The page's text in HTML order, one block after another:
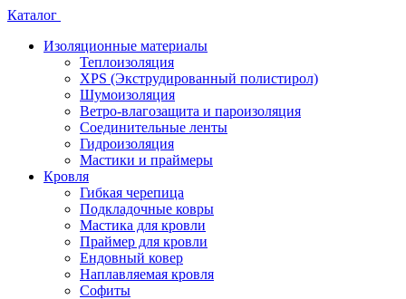
Каталог
Изоляционные материалы
Теплоизоляция
XPS (Экструдированный полистирол)
Шумоизоляция
Ветро-влагозащита и пароизоляция
Соединительные ленты
Гидроизоляция
Мастики и праймеры
Кровля
Гибкая черепица
Подкладочные ковры
Мастика для кровли
Праймер для кровли
Ендовный ковер
Наплавляемая кровля
Софиты